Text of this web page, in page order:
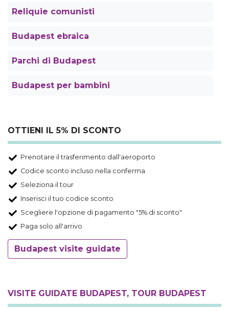
Reliquie comunisti
Budapest ebraica
Parchi di Budapest
Budapest per bambini
OTTIENI IL 5% DI SCONTO
Prenotare il trasferimento dall'aeroporto
Codice sconto incluso nella conferma
Seleziona il tour
Inserisci il tuo codice sconto
Scegliere l'opzione di pagamento "5% di sconto"
Paga solo all'arrivo
Budapest visite guidate
VISITE GUIDATE BUDAPEST, TOUR BUDAPEST